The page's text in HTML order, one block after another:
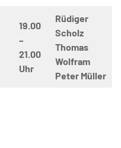
19.00
–
21.00
Uhr
Rüdiger
Scholz
Thomas
Wolfram
Peter Müller